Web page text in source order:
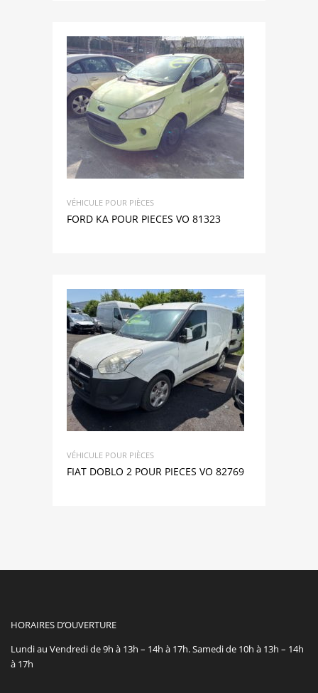
VÉHICULE POUR PIÈCES
FORD KA POUR PIECES VO 81323
VÉHICULE POUR PIÈCES
FIAT DOBLO 2 POUR PIECES VO 82769
HORAIRES D’OUVERTURE
Lundi au Vendredi de 9h à 13h – 14h à 17h. Samedi de 10h à 13h – 14h
à 17h